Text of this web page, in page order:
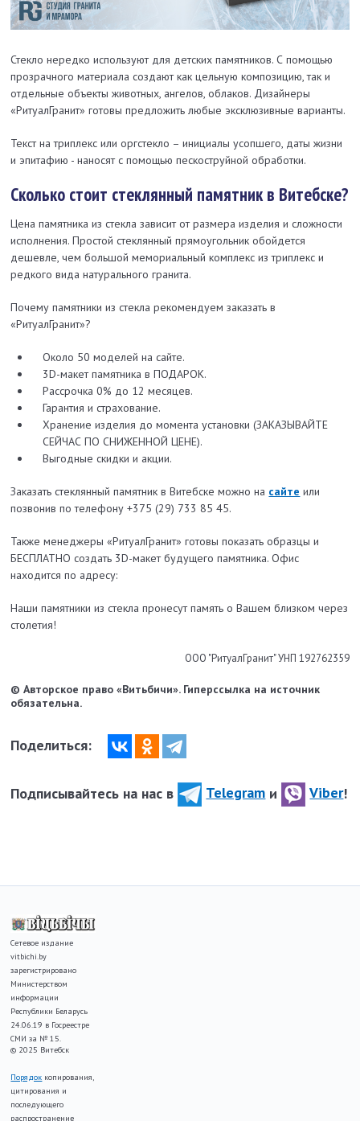
Стекло нередко используют для детских памятников. С помощью
прозрачного материала создают как цельную композицию, так и
отдельные объекты животных, ангелов, облаков. Дизайнеры
«РитуалГранит» готовы предложить любые эксклюзивные варианты.
Текст на триплекс или оргстекло – инициалы усопшего, даты жизни
и эпитафию - наносят с помощью пескоструйной обработки.
Сколько стоит стеклянный памятник в Витебске?
Цена памятника из стекла зависит от размера изделия и сложности
исполнения. Простой стеклянный прямоугольник обойдется
дешевле, чем большой мемориальный комплекс из триплекс и
редкого вида натурального гранита.
Почему памятники из стекла рекомендуем заказать в
«РитуалГранит»?
Около 50 моделей на сайте.
3D-макет памятника в ПОДАРОК.
Рассрочка 0% до 12 месяцев.
Гарантия и страхование.
Хранение изделия до момента установки (ЗАКАЗЫВАЙТЕ
СЕЙЧАС ПО СНИЖЕННОЙ ЦЕНЕ).
Выгодные скидки и акции.
Заказать стеклянный памятник в Витебске можно на сайте или
позвонив по телефону +375 (29) 733 85 45.
Также менеджеры «РитуалГранит» готовы показать образцы и
БЕСПЛАТНО создать 3D-макет будущего памятника. Офис
находится по адресу:
Наши памятники из стекла пронесут память о Вашем близком через
столетия!
ООО "РитуалГранит" УНП 192762359
© Авторское право «Витьбичи». Гиперссылка на источник
обязательна.
Поделиться:
Подписывайтесь на нас в Telegram и Viber!
Сетевое издание
vitbichi.by
зарегистрировано
Министерством
информации
Республики Беларусь
24.06.19 в Госреестре
СМИ за № 15.
© 2025 Витебск
Порядок копирования,
цитирования и
последующего
распространение